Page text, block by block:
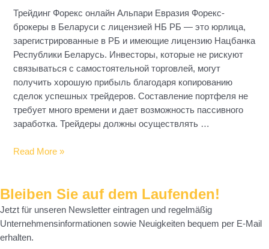
Трейдинг Форекс онлайн Альпари Евразия Форекс-
брокеры в Беларуси с лицензией НБ РБ — это юрлица,
зарегистрированные в РБ и имеющие лицензию Нацбанка
Республики Беларусь. Инвесторы, которые не рискуют
связываться с самостоятельной торговлей, могут
получить хорошую прибыль благодаря копированию
сделок успешных трейдеров. Составление портфеля не
требует много времени и дает возможность пассивного
заработка. Трейдеры должны осуществлять …
Форекс
Начни
зарабатывать
на
валюте!
Read More »
Bleiben Sie auf dem Laufenden!
Jetzt für unseren Newsletter eintragen und regelmäßig
Unternehmensinformationen sowie Neuigkeiten bequem per E-Mail
erhalten.